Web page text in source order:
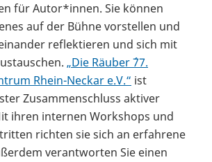
für Autor*innen. Sie können
auf der Bühne vorstellen und
reflektieren und sich mit
„Die Räuber ´77.
Rhein-Neckar e.V.“ ist
Zusammenschluss aktiver
ihren internen Workshops und
richten sie sich an erfahrene
verantworten Sie einen